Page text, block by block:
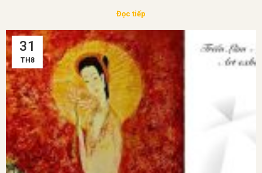
Đọc tiếp
31
TH8